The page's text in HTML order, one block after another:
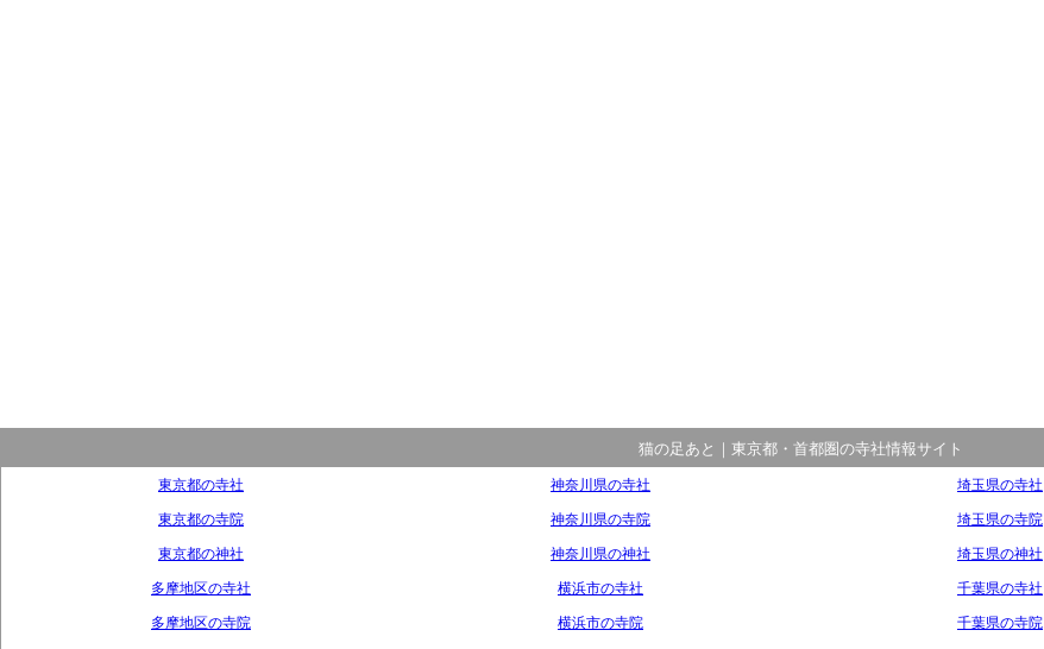
猫の足あと｜東京都・首都圏の寺社情報サイト
東京都の寺社
東京都の寺院
東京都の神社
多摩地区の寺社
多摩地区の寺院
神奈川県の寺社
神奈川県の寺院
神奈川県の神社
横浜市の寺社
横浜市の寺院
埼玉県の寺社
埼玉県の寺院
埼玉県の神社
千葉県の寺社
千葉県の寺院